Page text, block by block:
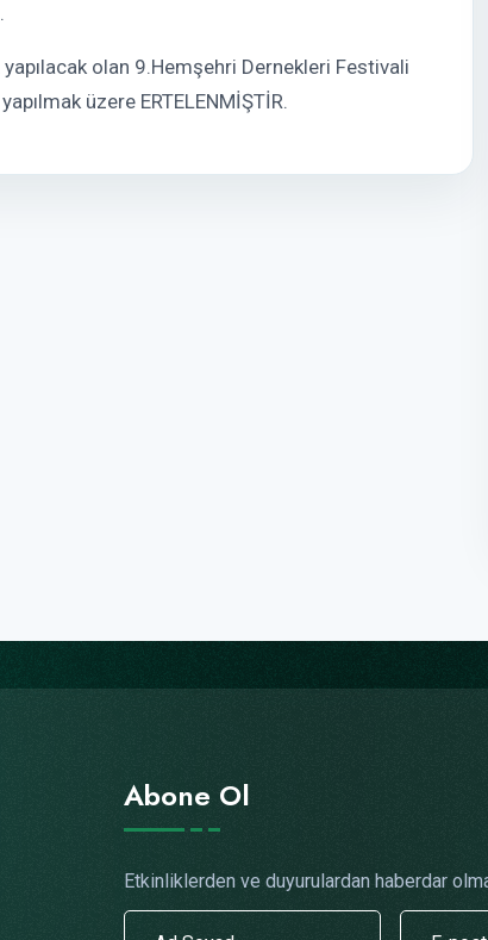
olan 9.Hemşehri Dernekleri Festivali
üzere ERTELENMİŞTİR.
Abone Ol
Etkinliklerden ve duyurulardan haberdar